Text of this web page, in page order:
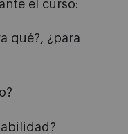
el curso:
qué?, ¿para